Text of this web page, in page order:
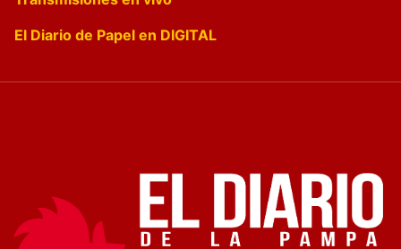
El Diario de Papel en DIGITAL